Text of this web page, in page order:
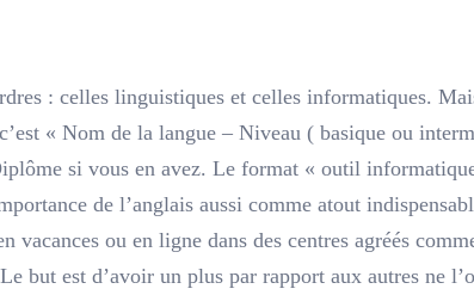
: celles linguistiques et celles informatiques.
« Nom de la langue – Niveau ( basique ou
si vous en avez. Le format « outil
de l’anglais aussi comme atout
vacances ou en ligne dans des centres agréés
but est d’avoir un plus par rapport aux autres ne